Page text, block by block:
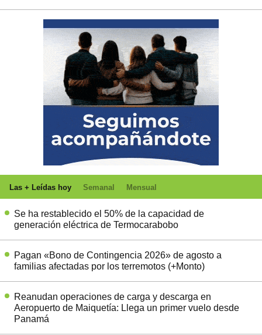
Las + Leídas hoy Semanal Mensual
Se ha restablecido el 50% de la capacidad de
generación eléctrica de Termocarabobo
Pagan «Bono de Contingencia 2026» de agosto a
familias afectadas por los terremotos (+Monto)
Reanudan operaciones de carga y descarga en
Aeropuerto de Maiquetía: Llega un primer vuelo desde
Panamá